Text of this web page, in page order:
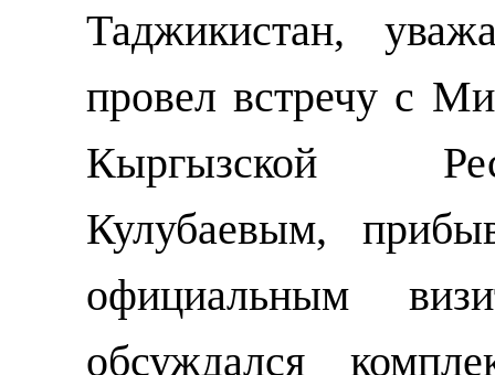
Таджикистан,
провел встречу с
Кыргызской
Кулубаевым,
официальным
обсуждался